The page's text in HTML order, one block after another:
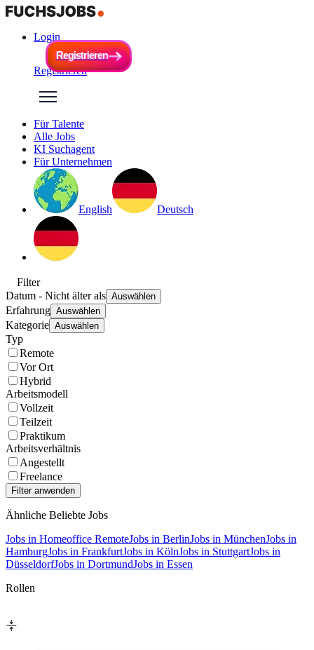
Login
Registrieren
Registrieren
Registrieren
Für Talente
Alle Jobs
KI Suchagent
Für Unternehmen
English Deutsch
Filter
Datum - Nicht älter als Auswählen
Erfahrung Auswählen
Kategorie Auswählen
Typ
Remote
Vor Ort
Hybrid
Arbeitsmodell
Vollzeit
Teilzeit
Praktikum
Arbeitsverhältnis
Angestellt
Freelance
Ähnliche Beliebte Jobs
Jobs in Homeoffice RemoteJobs in BerlinJobs in MünchenJobs in
HamburgJobs in FrankfurtJobs in KölnJobs in StuttgartJobs in
DüsseldorfJobs in DortmundJobs in Essen
Rollen